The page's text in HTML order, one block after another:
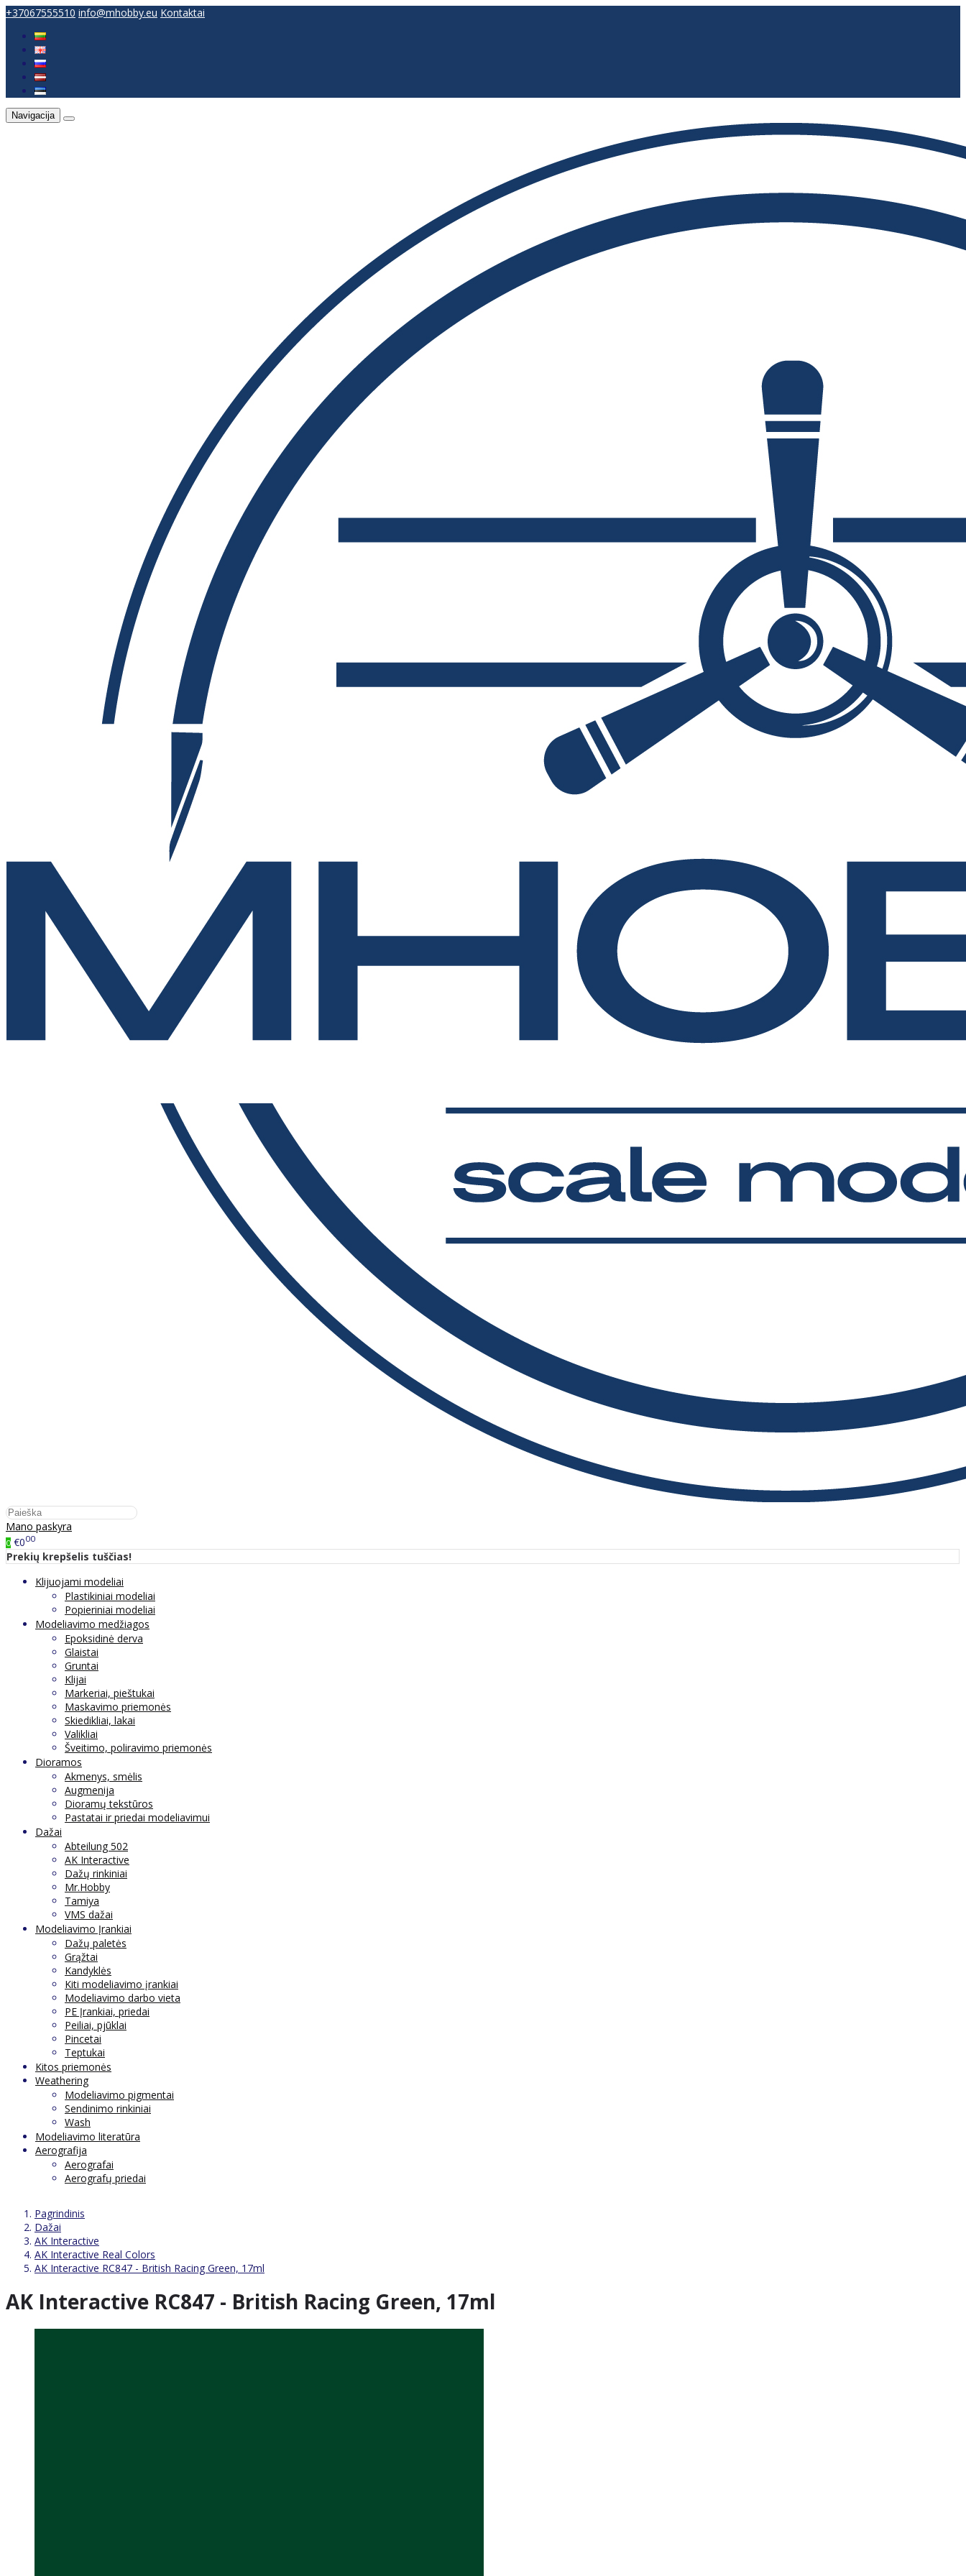
+37067555510 info@mhobby.eu Kontaktai
Navigacija
Mano paskyra
0 €000
Prekių krepšelis tuščias!
Klijuojami modeliai
Plastikiniai modeliai
Popieriniai modeliai
Modeliavimo medžiagos
Epoksidinė derva
Glaistai
Gruntai
Klijai
Markeriai, pieštukai
Maskavimo priemonės
Skiedikliai, lakai
Valikliai
Šveitimo, poliravimo priemonės
Dioramos
Akmenys, smėlis
Augmenija
Dioramų tekstūros
Pastatai ir priedai modeliavimui
Dažai
Abteilung 502
AK Interactive
Dažų rinkiniai
Mr.Hobby
Tamiya
VMS dažai
Modeliavimo Įrankiai
Dažų paletės
Grąžtai
Kandyklės
Kiti modeliavimo įrankiai
Modeliavimo darbo vieta
PE Įrankiai, priedai
Peiliai, pjūklai
Pincetai
Teptukai
Kitos priemonės
Weathering
Modeliavimo pigmentai
Sendinimo rinkiniai
Wash
Modeliavimo literatūra
Aerografija
Aerografai
Aerografų priedai
Pagrindinis
Dažai
AK Interactive
AK Interactive Real Colors
AK Interactive RC847 - British Racing Green, 17ml
AK Interactive RC847 - British Racing Green, 17ml